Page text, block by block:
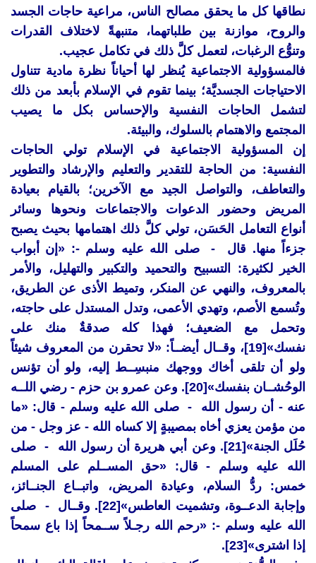
نطاقها كل ما يحقق مصالح الناس، مراعية حاجات الجسد
والروح، موازنة بين طلباتهما، متنبهةً لاختلاف القدرات
وتنوُّع الرغبات، لتعمل كلَّ ذلك في تكامل عجيب.
فالمسؤولية الاجتماعية يُنظر لها أحياناً نظرة مادية تتناول
الاحتياجات الجسديَّة؛ بينما تقوم في الإسلام بأبعد من ذلك
لتشمل الحاجات النفسية والإحساس بكل ما يصيب
المجتمع والاهتمام بالسلوك، والبيئة.
إن المسؤولية الاجتماعية في الإسلام تولي الحاجات
النفسية: من الحاجة للتقدير والتعليم والإرشاد والتطوير
والتعاطف، والتواصل الجيد مع الآخرين؛ بالقيام بعيادة
المريض وحضور الدعوات والاجتماعات ونحوها وسائر
أنواع التعامل الحَسَن، تولي كلَّ ذلك اهتمامها بحيث يصبح
جزءاً منها. قال - صلى الله عليه وسلم -: «إن أبواب
الخير لكثيرة: التسبيح والتحميد والتكبير والتهليل، والأمر
بالمعروف، والنهي عن المنكر، وتميط الأذى عن الطريق،
وتُسمع الأصم، وتهدي الأعمى، وتدل المستدل على حاجته،
وتحمل مع الضعيف؛ فهذا كله صدقةٌ منك على
نفسك»[19]، وقــال أيضــاً: «لا تحقرن من المعروف شيئاً
ولو أن تلقى أخاك ووجهك منبسِــط إليه، ولو أن تؤنس
الوحُشــان بنفسك»[20]. وعن عمرو بن حزم - رضي اللــه
عنه - أن رسول الله - صلى الله عليه وسلم - قال: «ما
من مؤمن يعزي أخاه بمصيبةٍ إلا كساه الله - عز وجل - من
حُلَل الجنة»[21]. وعن أبي هريرة أن رسول الله - صلى
الله عليه وسلم - قال: «حق المســلم على المسلم
خمس: ردُّ السلام، وعيادة المريض، واتبــاع الجنــائز،
وإجابة الدعــوة، وتشميت العاطس»[22]. وقــال - صلى
الله عليه وسلم -: «رحم الله رجـلاً ســمحاً إذا باع سمحاً
إذا اشترى»[23].